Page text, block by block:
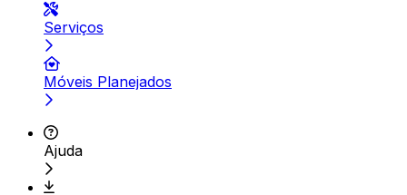
Serviços
Móveis Planejados
Ajuda